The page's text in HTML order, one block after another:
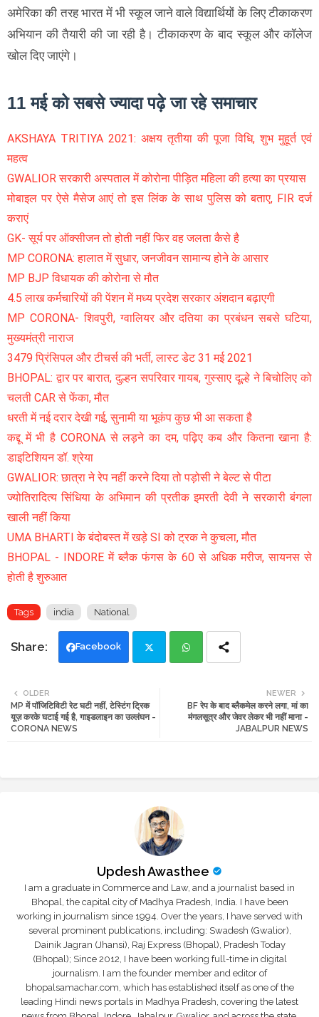
अमेरिका की तरह भारत में भी स्कूल जाने वाले विद्यार्थियों के लिए टीकाकरण
अभियान की तैयारी की जा रही है। टीकाकरण के बाद स्कूल और कॉलेज
खोल दिए जाएंगे।
11 मई को सबसे ज्यादा पढ़े जा रहे समाचार
AKSHAYA TRITIYA 2021: अक्षय तृतीया की पूजा विधि, शुभ मुहूर्त एवं
महत्व
GWALIOR सरकारी अस्पताल में कोरोना पीड़ित महिला की हत्या का प्रयास
मोबाइल पर ऐसे मैसेज आएं तो इस लिंक के साथ पुलिस को बताए, FIR दर्ज
कराएं
GK- सूर्य पर ऑक्सीजन तो होती नहीं फिर वह जलता कैसे है
MP CORONA: हालात में सुधार, जनजीवन सामान्य होने के आसार
MP BJP विधायक की कोरोना से मौत
4.5 लाख कर्मचारियों की पेंशन में मध्य प्रदेश सरकार अंशदान बढ़ाएगी
MP CORONA- शिवपुरी, ग्वालियर और दतिया का प्रबंधन सबसे घटिया,
मुख्यमंत्री नाराज
3479 प्रिंसिपल और टीचर्स की भर्ती, लास्ट डेट 31 मई 2021
BHOPAL: द्वार पर बारात, दुल्हन सपरिवार गायब, गुस्साए दूल्हे ने बिचोलिए को
चलती CAR से फेंका, मौत
धरती में नई दरार देखी गई, सुनामी या भूकंप कुछ भी आ सकता है
कद्दू में भी है CORONA से लड़ने का दम, पढ़िए कब और कितना खाना है:
डाइटिशियन डॉ. श्रेया
GWALIOR: छात्रा ने रेप नहीं करने दिया तो पड़ोसी ने बेल्ट से पीटा
ज्योतिरादित्य सिंधिया के अभिमान की प्रतीक इमरती देवी ने सरकारी बंगला
खाली नहीं किया
UMA BHARTI के बंदोबस्त में खड़े SI को ट्रक ने कुचला, मौत
BHOPAL - INDORE में ब्लैक फंगस के 60 से अधिक मरीज, सायनस से
हाेती है शुरुआत
Tags india National
Facebook
tte ats
NEWER
BF रेप के बाद ब्लैकमेल करने लगा, मां का
मंगलसूत्र और जेवर लेकर भी नहीं माना -
JABALPUR NEWS
OLDER
MP में पॉजिटिविटी रेट घटी नहीं, टेस्टिंग ट्रिक
यूज़ करके घटाई गई है, गाइडलाइन का उल्लंघन -
CORONA NEWS
Updesh Awasthee
I am a graduate in Commerce and Law, and a journalist based in
Bhopal, the capital city of Madhya Pradesh, India. I have been
working in journalism since 1994. Over the years, I have served with
several prominent publications, including: Swadesh (Gwalior),
Dainik Jagran (Jhansi), Raj Express (Bhopal), Pradesh Today
(Bhopal); Since 2012, I have been working full-time in digital
journalism. I am the founder member and editor of
bhopalsamachar.com, which has established itself as one of the
leading Hindi news portals in Madhya Pradesh, covering the latest